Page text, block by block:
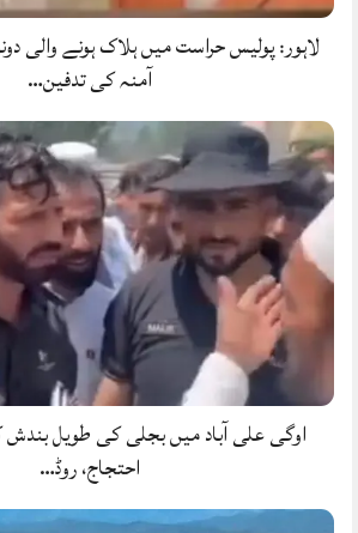
لاہور: پولیس حراست میں ہلاک ہونے والی
آمنہ کی تدفین…
اوگی علی آباد میں بجلی کی طویل
احتجاج، روڈ…